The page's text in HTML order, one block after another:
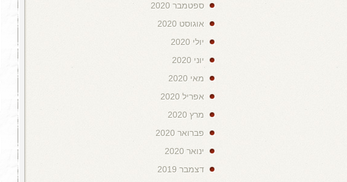
ספטמבר 2020
אוגוסט 2020
יולי 2020
יוני 2020
מאי 2020
אפריל 2020
מרץ 2020
פברואר 2020
ינואר 2020
דצמבר 2019